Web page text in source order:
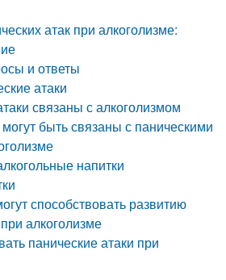
атак при алкоголизме:
и ответы
атаки
связаны с алкоголизмом
быть связаны с паническими
напитки
способствовать развитию
алкоголизме
панические атаки при